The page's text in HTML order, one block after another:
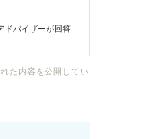
ドバイザーが回答
た内容を公開してい